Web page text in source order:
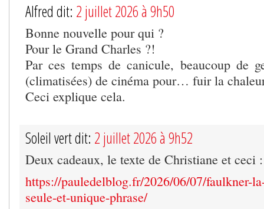
Alfred dit: 2 juillet 2026 à 9h50
Bonne nouvelle pour qui ?
Pour le Grand Charles ?!
Par ces temps de canicule, beaucoup de
(climatisées) de cinéma pour… fuir la
Ceci explique cela.
Soleil vert dit: 2 juillet 2026 à 9h52
Deux cadeaux, le texte de Christiane et ceci :
https://pauledelblog.fr/2026/06/07/faulkner-
seule-et-unique-phrase/